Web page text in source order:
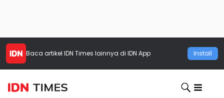
Baca artikel IDN Times lainnya di IDN App Install